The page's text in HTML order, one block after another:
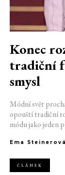
Konec
tradiční
smysl
Módní svět
opouští tradiční
módu jako jeden
klasické týdny
Ema Steinerová
ČLÁNEK